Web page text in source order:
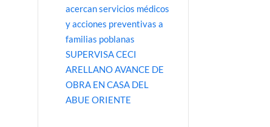
acercan servicios médicos
y acciones preventivas a
familias poblanas
SUPERVISA CECI
ARELLANO AVANCE DE
OBRA EN CASA DEL
ABUE ORIENTE